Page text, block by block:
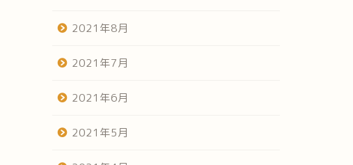
2021年8月
2021年7月
2021年6月
2021年5月